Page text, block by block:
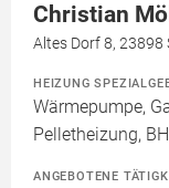
Christian
Altes Dorf 8, 23898
HEIZUNG
Wärmepumpe,
Pelletheizung,
ANGEBOTENE